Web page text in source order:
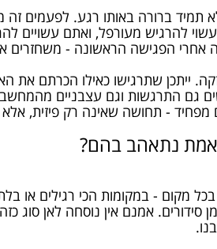
ברורה באותו רגע. לפעמים
להרגיש מעורפל, ואתם עשויים
אחרי הפגישה הראשונה - משחזרים
ייתכן שתרגישו כאילו הכרתם
גם התרגשות וגם עצבניים
מפחיד - תחושה שאינה רק פיזית,
נתאהב בהם?
מקום - במקומות הכי רגילים או
סידורים. אמנם אין נוסחה לאן סוג